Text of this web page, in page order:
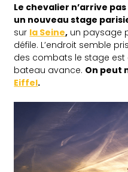
Le chevalier n’arrive
un nouveau stage
sur la Seine, un paysage
défile. L’endroit semble
des combats le stage
bateau avance. On peut
Eiffel.